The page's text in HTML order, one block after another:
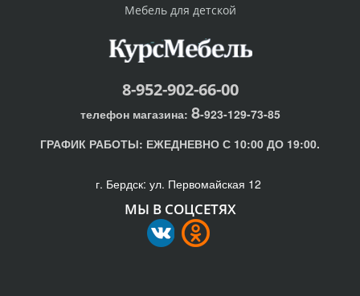
Мебель для детской
8-952-902-66-00
телефон магазина: 8-923-129-73-85
ГРАФИК РАБОТЫ: ЕЖЕДНЕВНО С 10:00 ДО 19:00.
г. Бердск: ул. Первомайская 12
МЫ В СОЦСЕТЯХ